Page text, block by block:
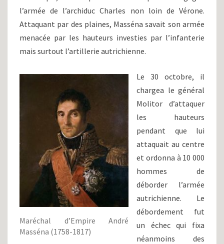
l’armée de l’archiduc Charles non loin de Vérone.
Attaquant par des plaines, Masséna savait son armée
menacée par les hauteurs investies par l’infanterie
mais surtout l’artillerie autrichienne.
Maréchal d’Empire André
Masséna (1758-1817)
Le 30 octobre, il
chargea le général
Molitor d’attaquer
les hauteurs
pendant que lui
attaquait au centre
et ordonna à 10 000
hommes de
déborder l’armée
autrichienne. Le
débordement fut
un échec qui fixa
néanmoins des